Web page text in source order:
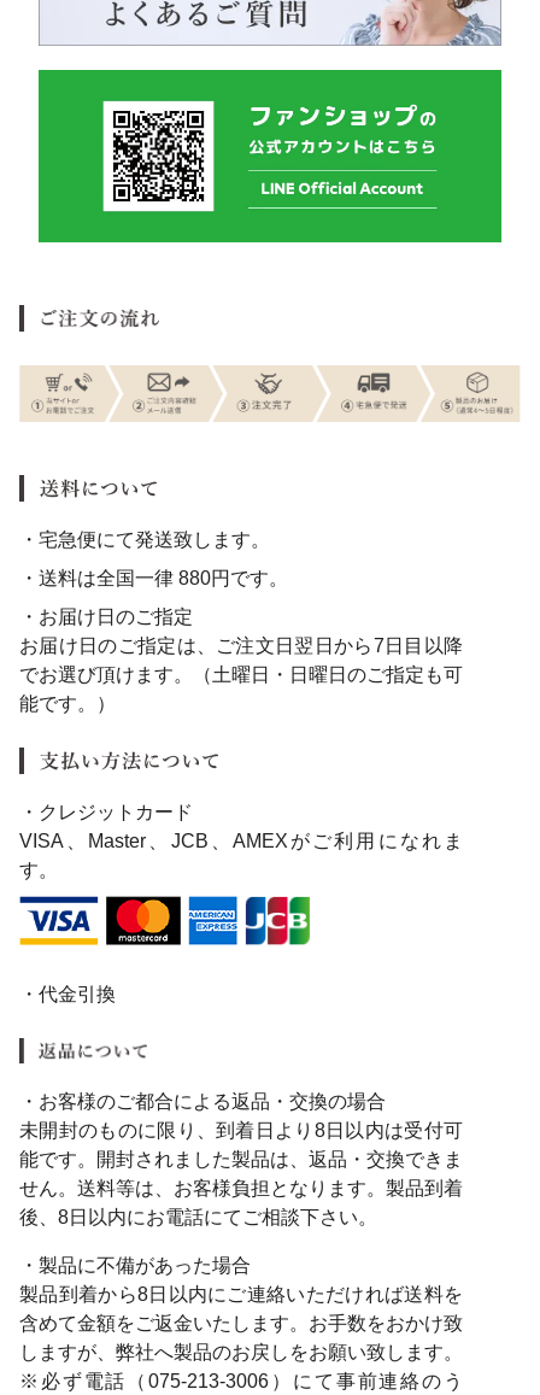
・宅急便にて発送致します。
・送料は全国一律 880円です。
・お届け日のご指定
お届け日のご指定は、ご注文日翌日から7日目以降
でお選び頂けます。（土曜日・日曜日のご指定も可
能です。）
・クレジットカード
VISA、Master、JCB、AMEXがご利用になれま
す。
・代金引換
・お客様のご都合による返品・交換の場合
未開封のものに限り、到着日より8日以内は受付可
能です。開封されました製品は、返品・交換できま
せん。送料等は、お客様負担となります。製品到着
後、8日以内にお電話にてご相談下さい。
・製品に不備があった場合
製品到着から8日以内にご連絡いただければ送料を
含めて金額をご返金いたします。お手数をおかけ致
しますが、弊社へ製品のお戻しをお願い致します。
※必ず電話（075-213-3006）にて事前連絡のう